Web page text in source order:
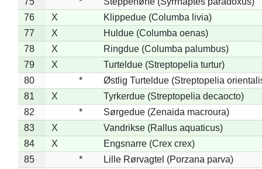
76
X
Klippedue (Columba livia)
77
X
Huldue (Columba oenas)
78
X
Ringdue (Columba palumbus)
79
X
Turteldue (Streptopelia turtur)
80
*
Østlig Turteldue (Streptopelia
81
X
Tyrkerdue (Streptopelia decaocto)
82
*
Sørgedue (Zenaida macroura)
83
X
Vandrikse (Rallus aquaticus)
84
X
Engsnarre (Crex crex)
85
*
Lille Rørvagtel (Porzana parva)